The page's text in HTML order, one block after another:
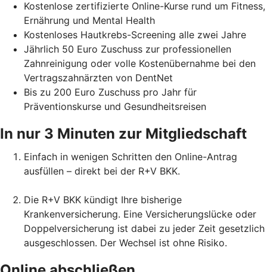
Kostenlose zertifizierte Online-Kurse rund um Fitness,
Ernährung und Mental Health
Kostenloses Hautkrebs-Screening alle zwei Jahre
Jährlich 50 Euro Zuschuss zur professionellen
Zahnreinigung oder volle Kostenübernahme bei den
Vertragszahnärzten von DentNet
Bis zu 200 Euro Zuschuss pro Jahr für
Präventionskurse und Gesundheitsreisen
In nur 3 Minuten zur Mitgliedschaft
Einfach in wenigen Schritten den Online-Antrag
ausfüllen – direkt bei der R+V BKK.
Die R+V BKK kündigt Ihre bisherige
Krankenversicherung. Eine Versicherungslücke oder
Doppelversicherung ist dabei zu jeder Zeit gesetzlich
ausgeschlossen. Der Wechsel ist ohne Risiko.